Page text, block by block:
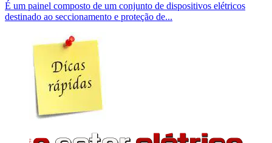
É um painel composto de um conjunto de dispositivos elétricos
destinado ao seccionamento e proteção de...